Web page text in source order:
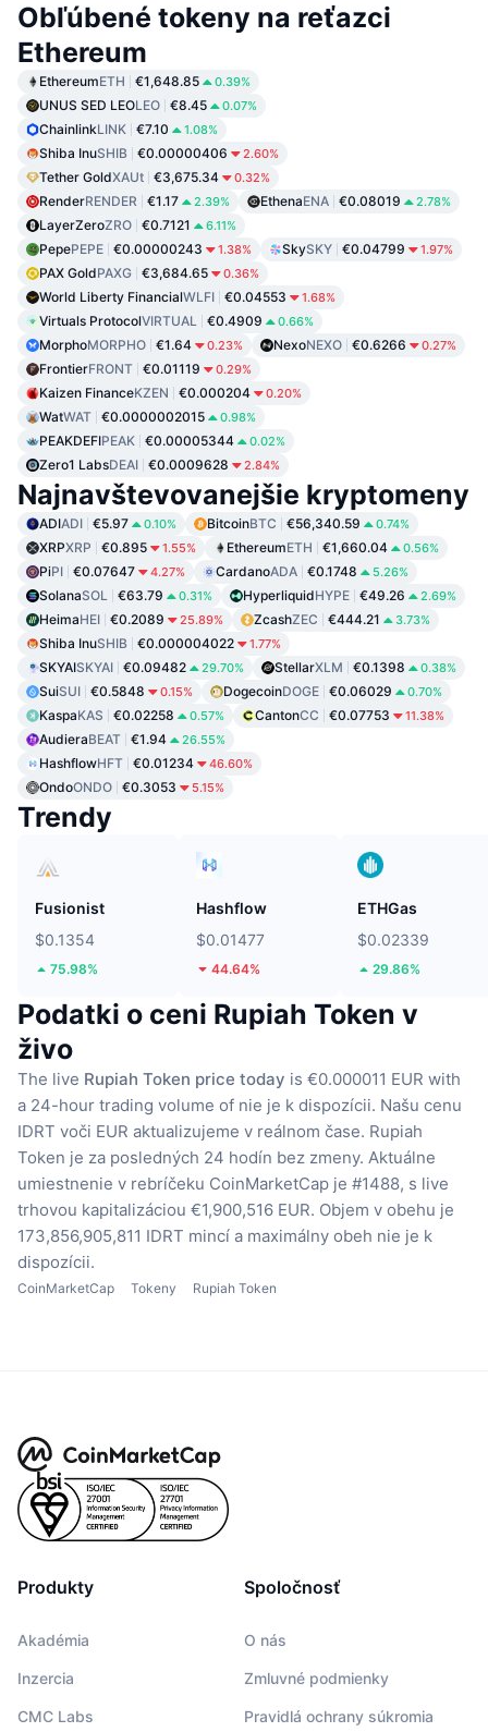
Obľúbené tokeny na reťazci
Ethereum
EthereumETH €1,648.85 0.39%
UNUS SED LEOLEO €8.45 0.07%
ChainlinkLINK €7.10 1.08%
Shiba InuSHIB €0.00000406 2.60%
Tether GoldXAUt €3,675.34 0.32%
RenderRENDER €1.17 2.39% EthenaENA €0.08019 2.78%
LayerZeroZRO €0.7121 6.11%
PepePEPE €0.00000243 1.38% SkySKY €0.04799 1.97%
PAX GoldPAXG €3,684.65 0.36%
World Liberty FinancialWLFI €0.04553 1.68%
Virtuals ProtocolVIRTUAL €0.4909 0.66%
MorphoMORPHO €1.64 0.23% NexoNEXO €0.6266 0.27%
FrontierFRONT €0.01119 0.29%
Kaizen FinanceKZEN €0.000204 0.20%
WatWAT €0.0000002015 0.98%
PEAKDEFIPEAK €0.00005344 0.02%
Zero1 LabsDEAI €0.0009628 2.84%
Najnavštevovanejšie kryptomeny
ADIADI €5.97 0.10% BitcoinBTC €56,340.59 0.74%
XRPXRP €0.895 1.55% EthereumETH €1,660.04 0.56%
PiPI €0.07647 4.27% CardanoADA €0.1748 5.26%
SolanaSOL €63.79 0.31% HyperliquidHYPE €49.26 2.69%
HeimaHEI €0.2089 25.89% ZcashZEC €444.21 3.73%
Shiba InuSHIB €0.000004022 1.77%
SKYAISKYAI €0.09482 29.70% StellarXLM €0.1398 0.38%
SuiSUI €0.5848 0.15% DogecoinDOGE €0.06029 0.70%
KaspaKAS €0.02258 0.57% CantonCC €0.07753 11.38%
AudieraBEAT €1.94 26.55%
HashflowHFT €0.01234 46.60%
OndoONDO €0.3053 5.15%
Trendy
Fusionist
$0.1354
75.98%
Hashflow
$0.01477
44.64%
ETHGas
$0.02339
29.86%
Podatki o ceni Rupiah Token v
živo
The live Rupiah Token price today is €0.000011 EUR with
a 24-hour trading volume of nie je k dispozícii. Našu cenu
IDRT voči EUR aktualizujeme v reálnom čase. Rupiah
Token je za posledných 24 hodín bez zmeny. Aktuálne
umiestnenie v rebríčeku CoinMarketCap je #1488, s live
trhovou kapitalizáciou €1,900,516 EUR. Objem v obehu je
173,856,905,811 IDRT mincí a maximálny obeh nie je k
dispozícii.
CoinMarketCap Tokeny Rupiah Token
Produkty
Akadémia
Inzercia
CMC Labs
Spoločnosť
O nás
Zmluvné podmienky
Pravidlá ochrany súkromia